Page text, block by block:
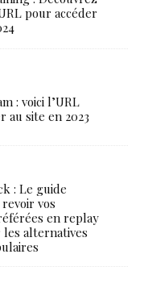
pour accéder
: voici l’URL
au site en 2023
: Le guide
vos
en replay
alternatives